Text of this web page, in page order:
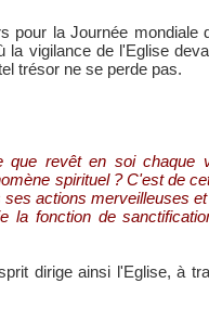
pour la Journée mondiale
la vigilance de l'Eglise
trésor ne se perde pas.
que revêt en soi chaque
spirituel ? C'est de
actions merveilleuses
la fonction de
dirige ainsi l'Eglise, à